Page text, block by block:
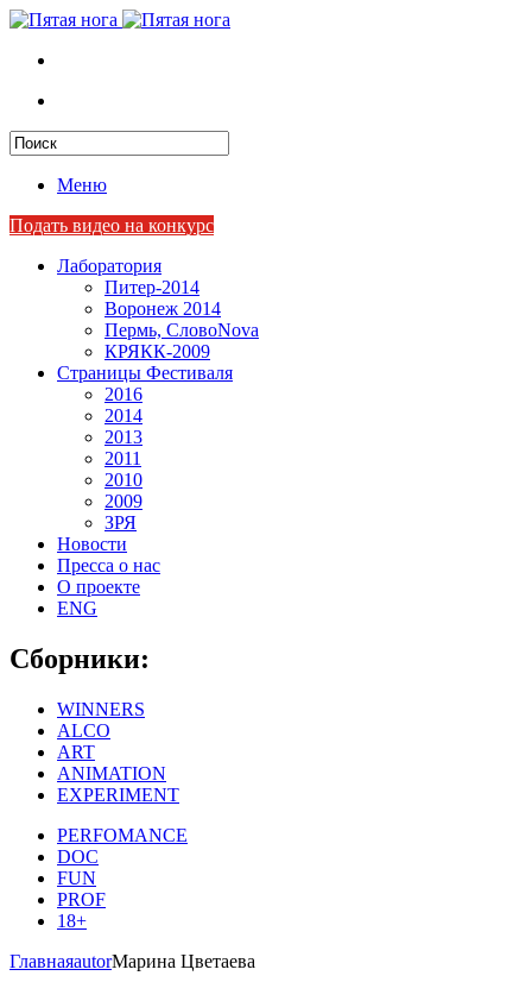
Меню
Подать видео на конкурс
Лаборатория
Питер-2014
Воронеж 2014
Пермь, СловоNova
КРЯКК-2009
Страницы Фестиваля
2016
2014
2013
2011
2010
2009
ЗРЯ
Новости
Пресса о нас
О проекте
ENG
Сборники:
WINNERS
ALCO
ART
ANIMATION
EXPERIMENT
PERFOMANCE
DOC
FUN
PROF
18+
ГлавнаяautorМарина Цветаева